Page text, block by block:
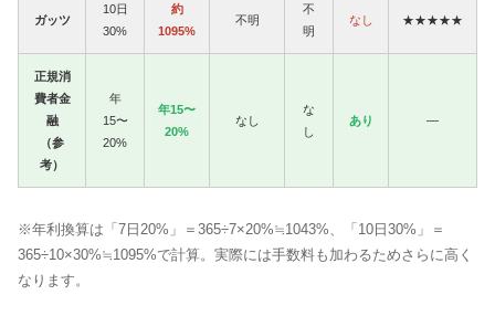
ガッツ
10日
30%
約
1095%
不明
不
明
なし ★★★★★
正規消
費者金
融
（参
考）
年
15〜
20%
年15〜
20%
なし
な
し
あり —
※年利換算は「7日20%」＝365÷7×20%≒1043%、「10日30%」＝
365÷10×30%≒1095%で計算。実際には手数料も加わるためさらに高く
なります。